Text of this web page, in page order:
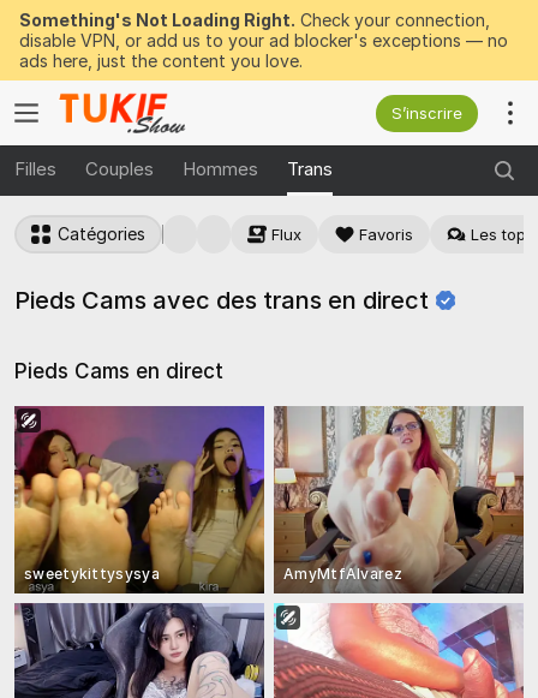
Something's Not Loading Right. Check your connection,
disable VPN, or add us to your ad blocker's exceptions — no
ads here, just the content you love.
S’inscrire
Filles Couples Hommes Trans
Catégories Flux Favoris Les top
Pieds Cams avec des trans en direct
Pieds Cams en direct
sweetykittysysya AmyMtfAlvarez